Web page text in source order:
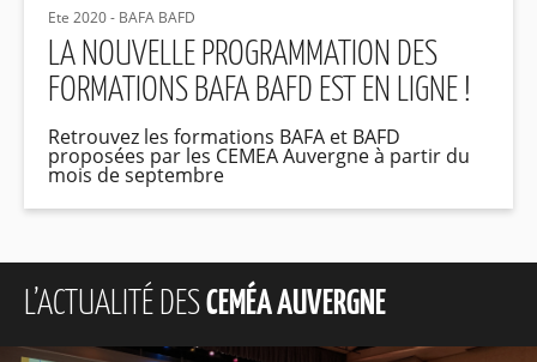
Ete 2020 - BAFA BAFD
LA NOUVELLE PROGRAMMATION DES
FORMATIONS BAFA BAFD EST EN LIGNE !
Retrouvez les formations BAFA et BAFD
proposées par les CEMEA Auvergne à partir du
mois de septembre
L’ACTUALITÉ DESCEMÉA AUVERGNE